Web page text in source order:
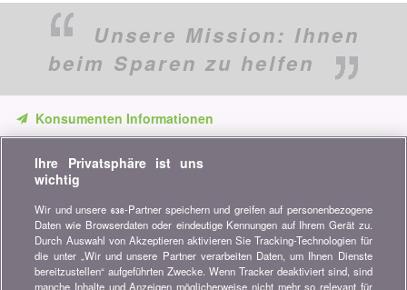
Unsere Mission: Ihnen
beim Sparen zu helfen
Konsumenten Informationen
unsere Vergleiche, Ratschläge und Tipps in den Bereichen
Versicherung, Finanzen, Konsumgüter und vieles mehr...
Newsletter bestellen
Treten Sie unserer Community bei
Ihre Privatsphäre ist uns
wichtig
Wir und unsere 638-Partner speichern und greifen auf personenbezogene
Daten wie Browserdaten oder eindeutige Kennungen auf Ihrem Gerät zu.
Durch Auswahl von Akzeptieren aktivieren Sie Tracking-Technologien für
die unter „Wir und unsere Partner verarbeiten Daten, um Ihnen Dienste
bereitzustellen“ aufgeführten Zwecke. Wenn Tracker deaktiviert sind, sind
manche Inhalte und Anzeigen möglicherweise nicht mehr so relevant für